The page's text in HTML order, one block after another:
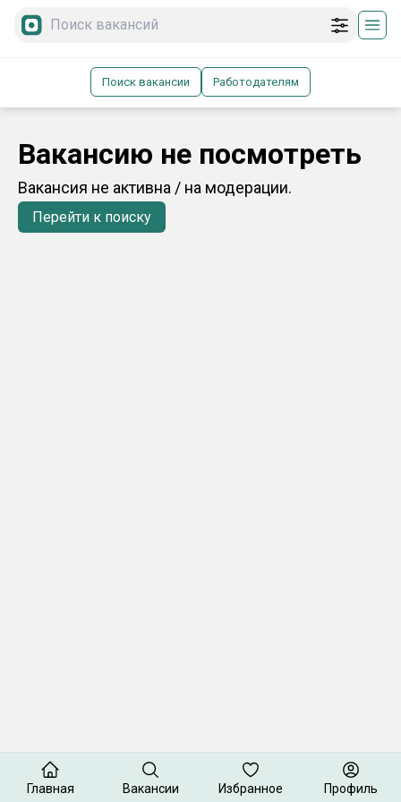
Поиск вакансии Работодателям
Вакансию не посмотреть
Вакансия не активна / на модерации.
Перейти к поиску
Главная Вакансии Избранное Профиль